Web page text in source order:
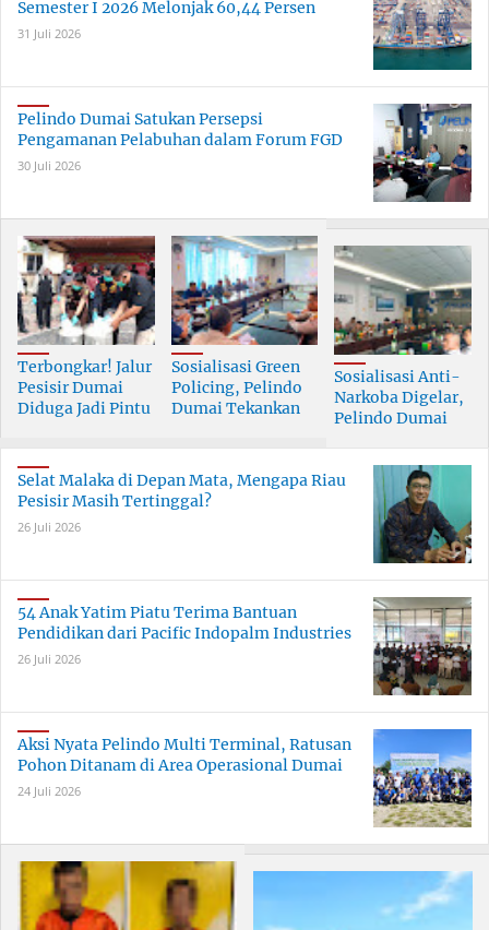
Semester I 2026 Melonjak 60,44 Persen
31 Juli 2026
Pelindo Dumai Satukan Persepsi
Pengamanan Pelabuhan dalam Forum FGD
30 Juli 2026
Terbongkar! Jalur
Pesisir Dumai
Diduga Jadi Pintu
Skala Besar
Sosialisasi Green
Policing, Pelindo
Dumai Tekankan
Bersama
Sosialisasi Anti-
Narkoba Digelar,
Pelindo Dumai
Selat Malaka di Depan Mata, Mengapa Riau
Pesisir Masih Tertinggal?
26 Juli 2026
54 Anak Yatim Piatu Terima Bantuan
Pendidikan dari Pacific Indopalm Industries
26 Juli 2026
Aksi Nyata Pelindo Multi Terminal, Ratusan
Pohon Ditanam di Area Operasional Dumai
24 Juli 2026